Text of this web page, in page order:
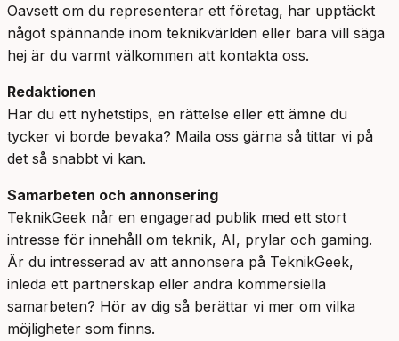
Oavsett om du representerar ett företag, har upptäckt
något spännande inom teknikvärlden eller bara vill säga
hej är du varmt välkommen att kontakta oss.
Redaktionen
Har du ett nyhetstips, en rättelse eller ett ämne du
tycker vi borde bevaka? Maila oss gärna så tittar vi på
det så snabbt vi kan.
Samarbeten och annonsering
TeknikGeek når en engagerad publik med ett stort
intresse för innehåll om teknik, AI, prylar och gaming.
Är du intresserad av att annonsera på TeknikGeek,
inleda ett partnerskap eller andra kommersiella
samarbeten? Hör av dig så berättar vi mer om vilka
möjligheter som finns.